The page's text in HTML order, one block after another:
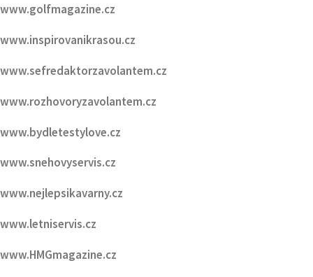
www.golfmagazine.cz
www.inspirovanikrasou.cz
www.sefredaktorzavolantem.cz
www.rozhovoryzavolantem.cz
www.bydletestylove.cz
www.snehovyservis.cz
www.nejlepsikavarny.cz
www.letniservis.cz
www.HMGmagazine.cz